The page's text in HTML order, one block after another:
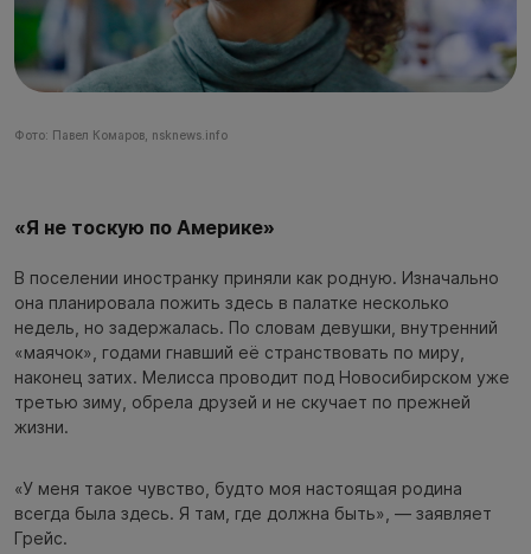
Фото: Павел Комаров, nsknews.info
«Я не тоскую по Америке»
В поселении иностранку приняли как родную. Изначально
она планировала пожить здесь в палатке несколько
недель, но задержалась. По словам девушки, внутренний
«маячок», годами гнавший её странствовать по миру,
наконец затих. Мелисса проводит под Новосибирском уже
третью зиму, обрела друзей и не скучает по прежней
жизни.
«У меня такое чувство, будто моя настоящая родина
всегда была здесь. Я там, где должна быть», — заявляет
Грейс.